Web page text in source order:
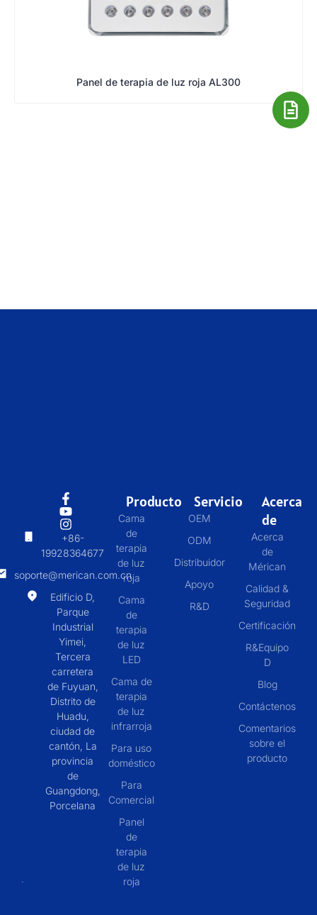
Panel de terapia de luz roja AL300
+86-
19928364677
soporte@merican.com.cn
Edificio D,
Parque
Industrial
Yimei,
Tercera
carretera
de Fuyuan,
Distrito de
Huadu,
ciudad de
cantón, La
provincia
de
Guangdong,
Porcelana
Producto
Cama
de
terapia
de luz
roja
Cama
de
terapia
de luz
LED
Cama de
terapia
de luz
infrarroja
Para uso
doméstico
Para
Comercial
Panel
de
terapia
de luz
roja
Servicio
OEM
ODM
Distribuidor
Apoyo
R&D
Acerca
de
Acerca
de
Mérican
Calidad &
Seguridad
Certificación
R&Equipo
D
Blog
Contáctenos
Comentarios
sobre el
producto